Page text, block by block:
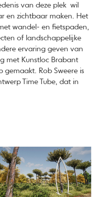
van deze plek wil
en zichtbaar maken. Het
wandel- en fietspaden,
of landschappelijke
ervaring geven van
met Kunstloc Brabant
gemaakt. Rob Sweere is
Time Tube, dat in